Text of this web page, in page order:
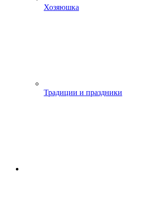
Хозяюшка
Традиции и праздники